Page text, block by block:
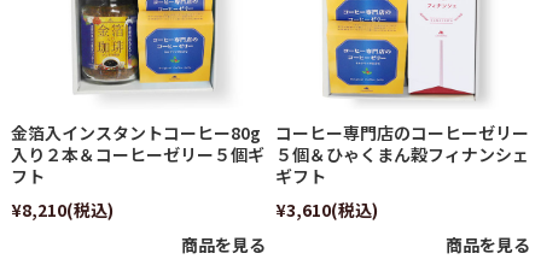
金箔入インスタントコーヒー80g
入り２本＆コーヒーゼリー５個ギ
フト
¥8,210(税込)
商品を見る
コーヒー専門店のコーヒーゼリー
５個＆ひゃくまん穀フィナンシェ
ギフト
¥3,610(税込)
商品を見る